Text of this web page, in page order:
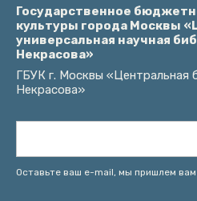
Государственное
культуры города Москвы
универсальная научная
Некрасова»
ГБУК г. Москвы «Центральная
Некрасова»
Оставьте ваш e-mail, мы пришлем